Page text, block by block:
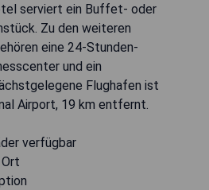
serviert ein Buffet- oder
Zu den weiteren
eine 24-Stunden-
und ein
Flughafen ist
Airport, 19 km entfernt.
verfügbar